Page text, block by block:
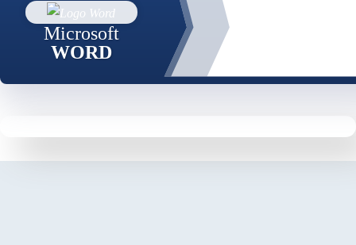
Microsoft
WORD